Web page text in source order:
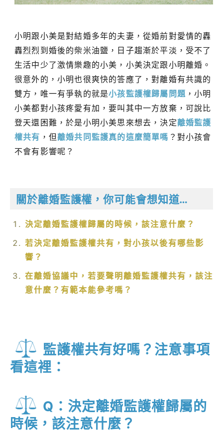
小明跟小美是對結婚多年的夫妻，從婚前對愛情的轟
轟烈烈到婚後的柴米油鹽，日子趨漸於平淡，受不了
生活中少了激情樂趣的小美，小美決定跟小明離婚。
很意外的，小明也很爽快的答應了，對離婚有共識的
雙方，唯一有爭執的就是小孩監護權歸屬問題 ，小明
小美都對小孩疼愛有加，要叫其中一方放棄，可說比
登天還困難，於是小明小美思來想去，決定離婚監護
權共有 ，但離婚共同監護真的這麼簡單嗎 ？對小孩會
不會有影響呢？
關於離婚監護權，你可能會想知道…
決定離婚監護權歸屬的時候，該注意什麼？
若決定離婚監護權共有，對小孩以後有哪些影
響？
在離婚協議中，若要聲明離婚監護權共有，該注
意什麼？有範本能參考嗎？
監護權共有好嗎？注意事項
看這裡：
Q：決定離婚監護權歸屬的
時候，該注意什麼？